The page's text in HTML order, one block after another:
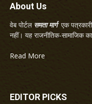
About Us
वेब पोर्टल समता मार्गएक
नहीं। यह राजनीतिक-सामाजिक
Read More
EDITOR PICKS